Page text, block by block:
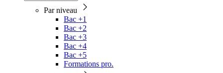
Par niveau
Bac +1
Bac +2
Bac +3
Bac +4
Bac +5
Formations pro.